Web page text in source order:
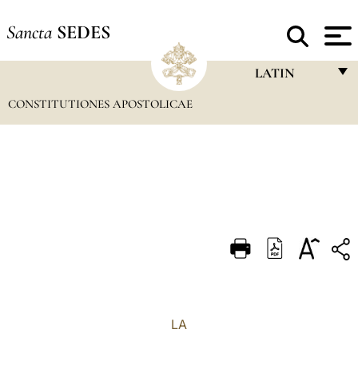
Sancta SEDES
LATIN
DEUTSCH
CONSTITUTIONES APOSTOLICAE
LA